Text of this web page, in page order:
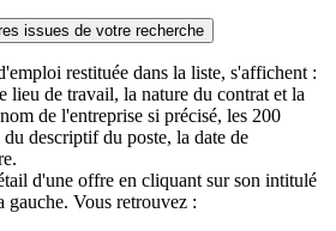
issues de votre recherche
restituée dans la liste, s'affichent :
lieu de travail, la nature du contrat et la
de l'entreprise si précisé, les 200
du descriptif du poste, la date de
d'une offre en cliquant sur son intitulé
gauche. Vous retrouvez :